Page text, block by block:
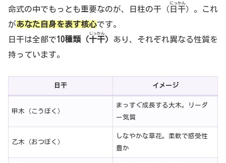
命式の中でもっとも重要なのが、日柱の干（日干
にっかん
）。これ
があなた自身を表す核心です。
日干は全部で10種類（十干
じっかん
） あり、それぞれ異なる性質を
持っています。
日干 イメージ
甲木（こうぼく）
まっすぐ成長する大木。リーダ
ー気質
乙木（おつぼく）
しなやかな草花。柔軟で感受性
豊か